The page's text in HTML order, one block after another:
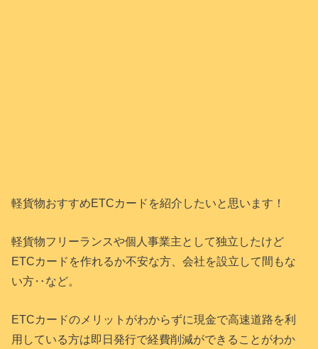
軽貨物おすすめETCカードを紹介したいと思います！
軽貨物フリーランスや個人事業主として独立したけど
ETCカードを作れるか不安な方、会社を設立して間もな
い方‥など。
ETCカードのメリットがわからずに現金で高速道路を利
用している方は即日発行で経費削減ができることがわか